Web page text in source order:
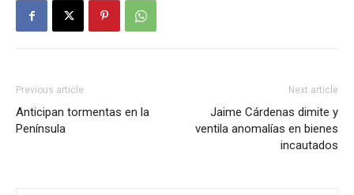
Previous article
Anticipan tormentas en la
Península
Next article
Jaime Cárdenas dimite y
ventila anomalías en bienes
incautados